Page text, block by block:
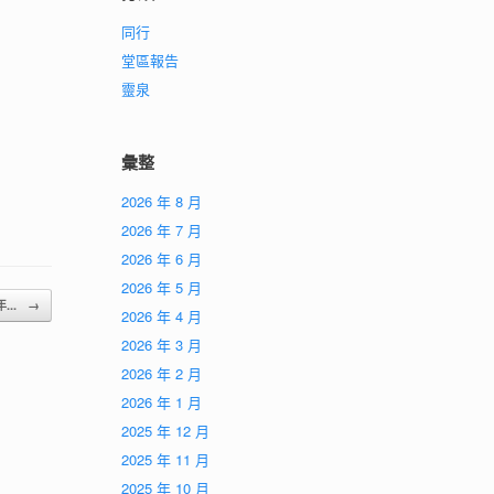
... →
同行
堂區報告
靈泉
彙整
2026 年 8 月
2026 年 7 月
2026 年 6 月
2026 年 5 月
2026 年 4 月
2026 年 3 月
2026 年 2 月
2026 年 1 月
2025 年 12 月
2025 年 11 月
2025 年 10 月